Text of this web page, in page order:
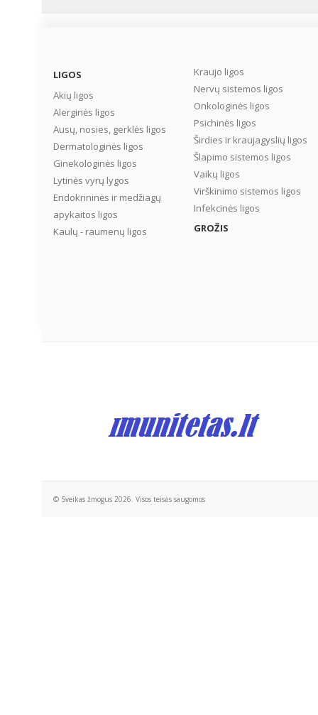
LIGOS
Akių ligos
Alerginės ligos
Ausų, nosies, gerklės ligos
Dermatologinės ligos
Ginekologinės ligos
Lytinės vyrų lygos
Endokrininės ir medžiagų
apykaitos ligos
Kaulų - raumenų ligos
Kraujo ligos
Nervų sistemos ligos
Onkologinės ligos
Psichinės ligos
Širdies ir kraujagyslių ligos
Šlapimo sistemos ligos
Vaikų ligos
Virškinimo sistemos ligos
Infekcinės ligos
GROŽIS
© Sveikas žmogus 2026. Visos teisės saugomos